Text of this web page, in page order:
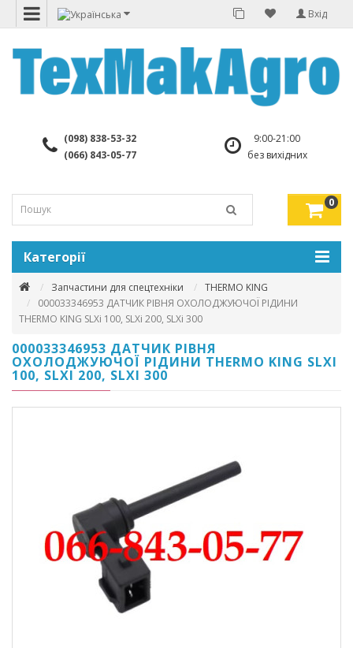
Вхід
(098) 838-53-32
(066) 843-05-77
9:00-21:00
без вихідних
0
Категорії
Запчастини для спецтехніки
THERMO KING
000033346953 ДАТЧИК РІВНЯ ОХОЛОДЖУЮЧОЇ РІДИНИ
THERMO KING SLXi 100, SLXi 200, SLXi 300
000033346953 ДАТЧИК РІВНЯ
ОХОЛОДЖУЮЧОЇ РІДИНИ THERMO KING SLXI
100, SLXI 200, SLXI 300